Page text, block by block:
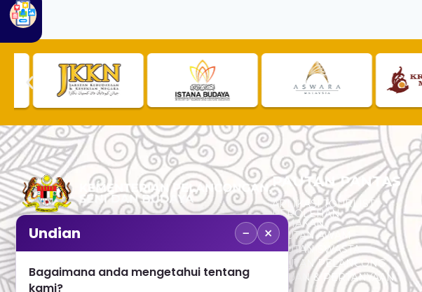
No. 2, Menara 1, Jalan P5/6, Presint 5,
+603 8000 8000
PAUTAN PANTAS
APLIKASI TOURLIST
PEROLEHAN
SEMAKAN
PAUTAN AWAM
PAUTAN SWASTA
PAUTAN PELANCONG
ADUAN & PERTANYAAN
Undian − ×
Bagaimana anda mengetahui tentang
kami?